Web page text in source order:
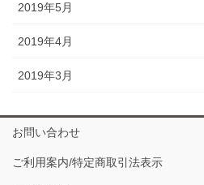
2019年5月
2019年4月
2019年3月
お問い合わせ
ご利用案内/特定商取引法表示